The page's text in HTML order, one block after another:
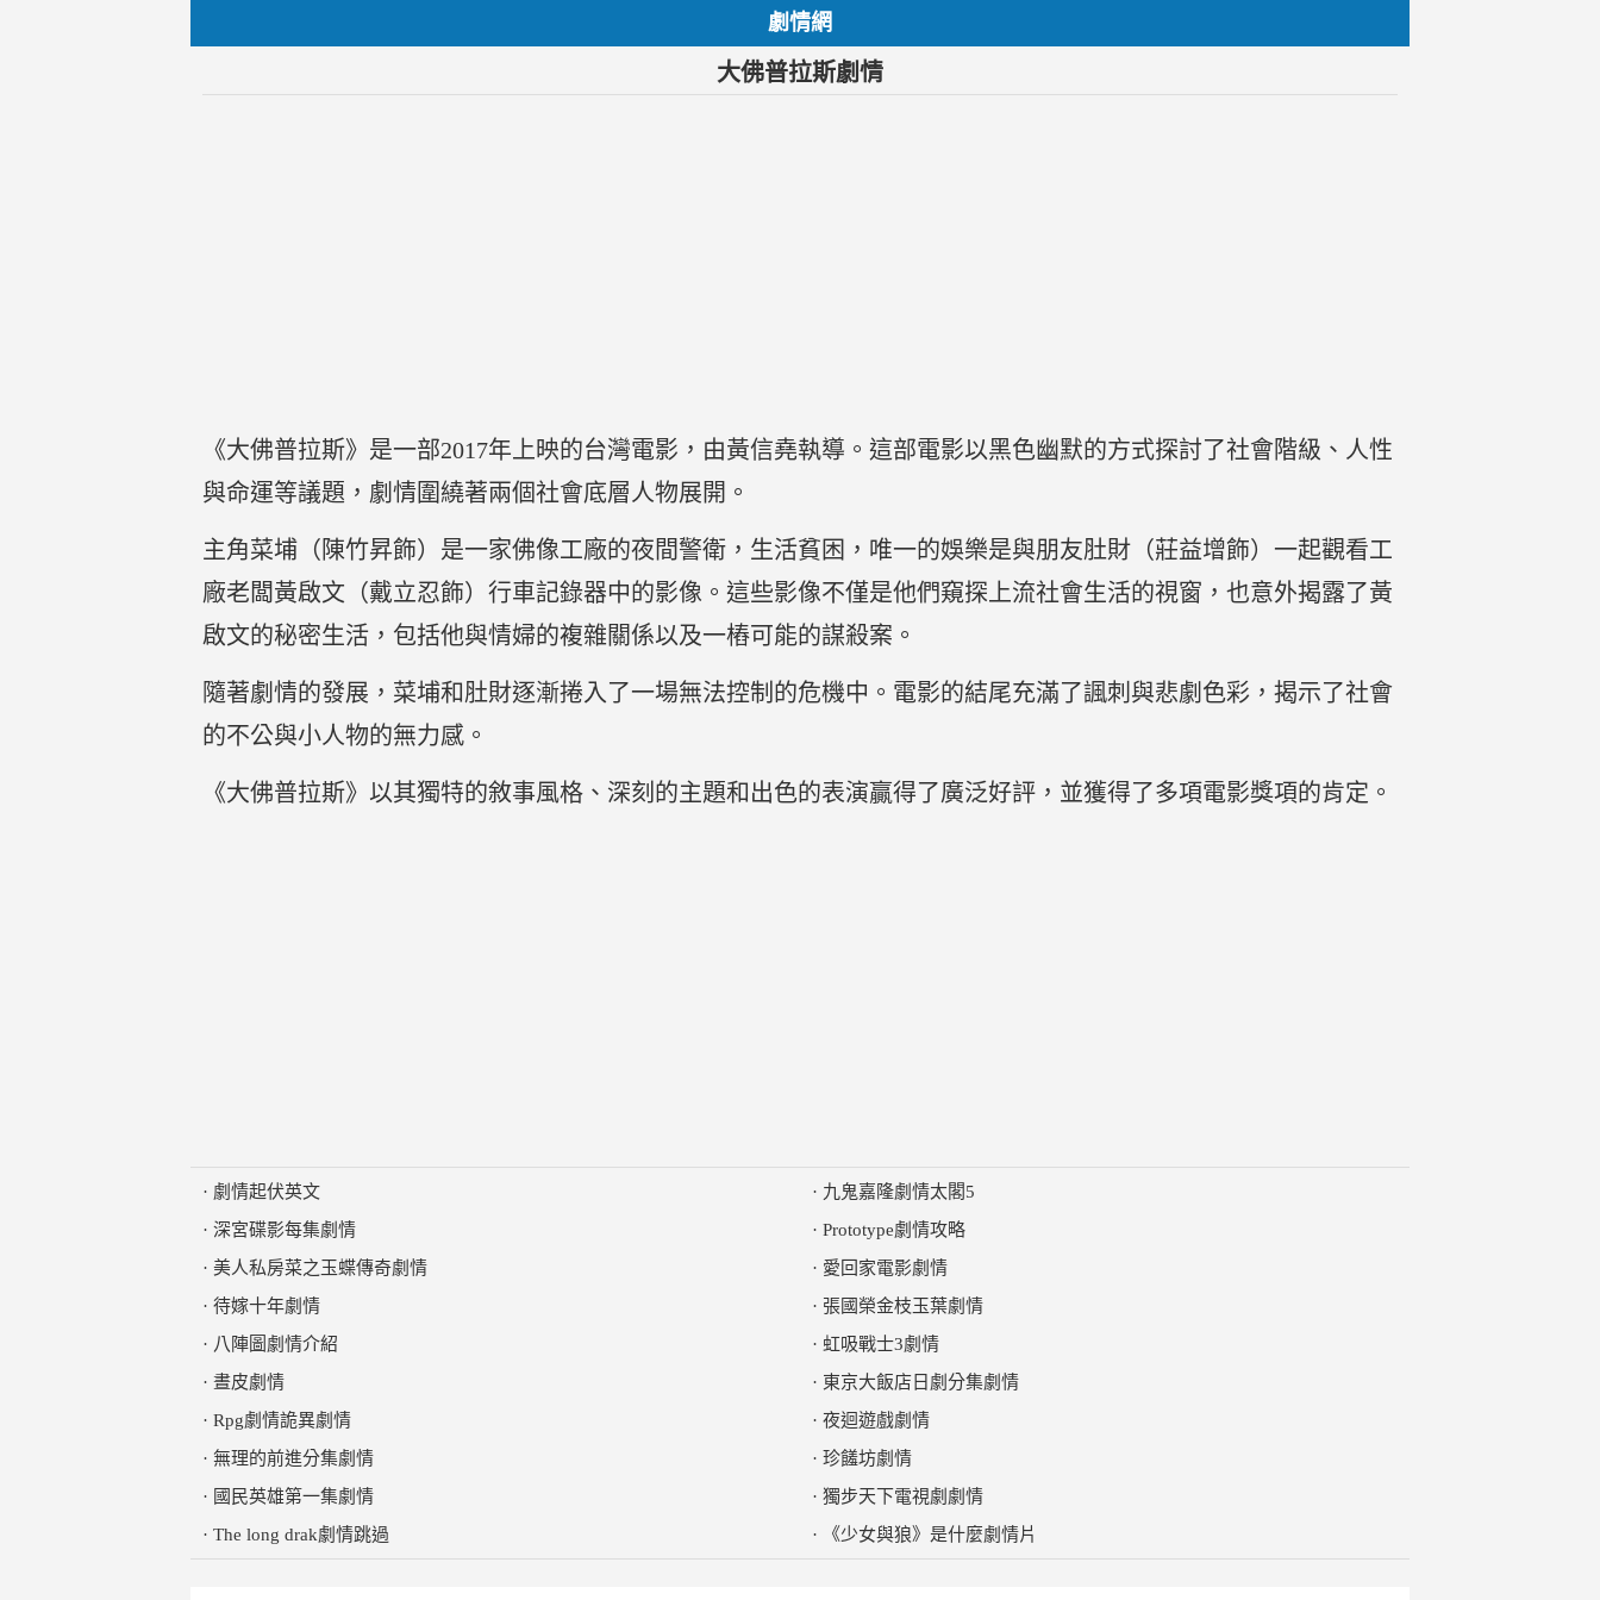
劇情網
大佛普拉斯劇情
《大佛普拉斯》是一部2017年上映的台灣電影，由黃信堯執導。這部電影以黑色幽默的方式探討了社會階級、人性
與命運等議題，劇情圍繞著兩個社會底層人物展開。
主角菜埔（陳竹昇飾）是一家佛像工廠的夜間警衛，生活貧困，唯一的娛樂是與朋友肚財（莊益增飾）一起觀看工
廠老闆黃啟文（戴立忍飾）行車記錄器中的影像。這些影像不僅是他們窺探上流社會生活的視窗，也意外揭露了黃
啟文的秘密生活，包括他與情婦的複雜關係以及一樁可能的謀殺案。
隨著劇情的發展，菜埔和肚財逐漸捲入了一場無法控制的危機中。電影的結尾充滿了諷刺與悲劇色彩，揭示了社會
的不公與小人物的無力感。
《大佛普拉斯》以其獨特的敘事風格、深刻的主題和出色的表演贏得了廣泛好評，並獲得了多項電影獎項的肯定。
· 劇情起伏英文
· 深宮碟影每集劇情
· 美人私房菜之玉蝶傳奇劇情
· 待嫁十年劇情
· 八陣圖劇情介紹
· 晝皮劇情
· Rpg劇情詭異劇情
· 無理的前進分集劇情
· 國民英雄第一集劇情
· The long drak劇情跳過
· 九鬼嘉隆劇情太閣5
· Prototype劇情攻略
· 愛回家電影劇情
· 張國榮金枝玉葉劇情
· 虹吸戰士3劇情
· 東京大飯店日劇分集劇情
· 夜迴遊戲劇情
· 珍饈坊劇情
· 獨步天下電視劇劇情
·
《少女與狼》是什麼劇情片